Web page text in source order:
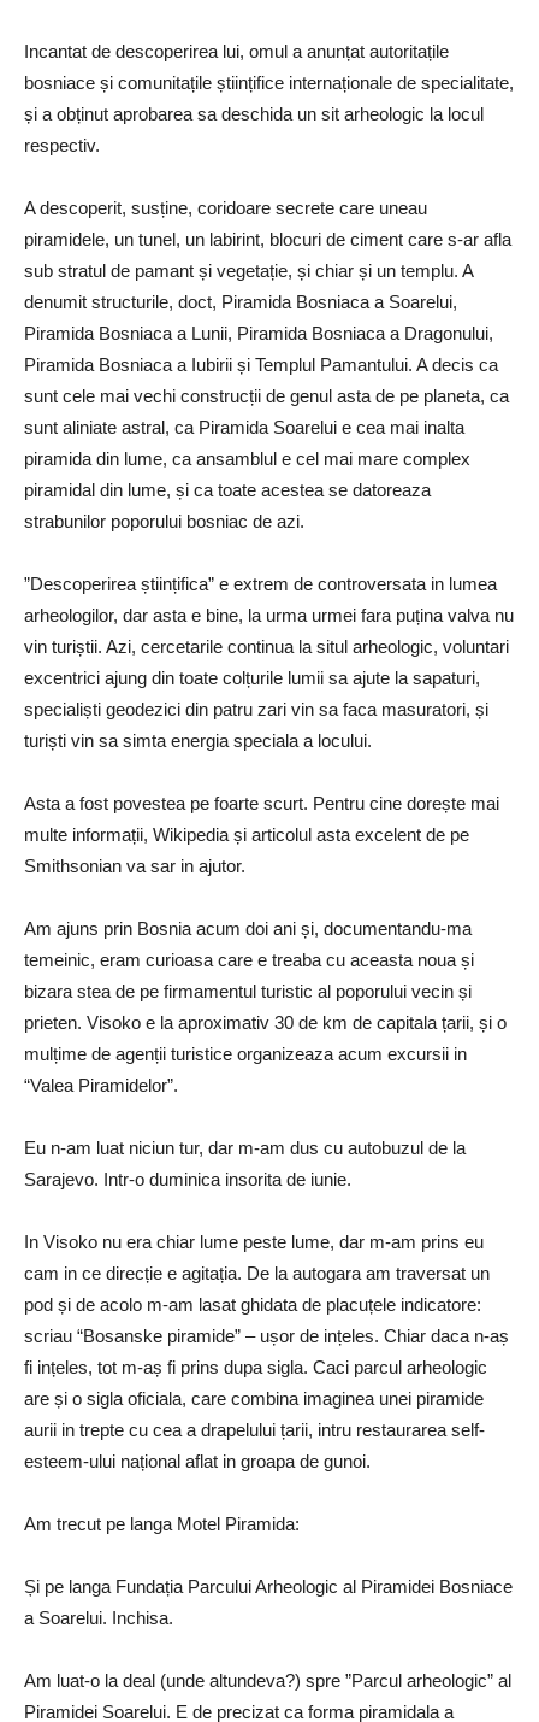
Incantat de descoperirea lui, omul a anunțat autoritațile
bosniace și comunitațile științifice internaționale de specialitate,
și a obținut aprobarea sa deschida un sit arheologic la locul
respectiv.
A descoperit, susține, coridoare secrete care uneau
piramidele, un tunel, un labirint, blocuri de ciment care s-ar afla
sub stratul de pamant și vegetație, și chiar și un templu. A
denumit structurile, doct, Piramida Bosniaca a Soarelui,
Piramida Bosniaca a Lunii, Piramida Bosniaca a Dragonului,
Piramida Bosniaca a Iubirii și Templul Pamantului. A decis ca
sunt cele mai vechi construcții de genul asta de pe planeta, ca
sunt aliniate astral, ca Piramida Soarelui e cea mai inalta
piramida din lume, ca ansamblul e cel mai mare complex
piramidal din lume, și ca toate acestea se datoreaza
strabunilor poporului bosniac de azi.
”Descoperirea științifica” e extrem de controversata in lumea
arheologilor, dar asta e bine, la urma urmei fara puțina valva nu
vin turiștii. Azi, cercetarile continua la situl arheologic, voluntari
excentrici ajung din toate colțurile lumii sa ajute la sapaturi,
specialiști geodezici din patru zari vin sa faca masuratori, și
turiști vin sa simta energia speciala a locului.
Asta a fost povestea pe foarte scurt. Pentru cine dorește mai
multe informații, Wikipedia și articolul asta excelent de pe
Smithsonian va sar in ajutor.
Am ajuns prin Bosnia acum doi ani și, documentandu-ma
temeinic, eram curioasa care e treaba cu aceasta noua și
bizara stea de pe firmamentul turistic al poporului vecin și
prieten. Visoko e la aproximativ 30 de km de capitala țarii, și o
mulțime de agenții turistice organizeaza acum excursii in
“Valea Piramidelor”.
Eu n-am luat niciun tur, dar m-am dus cu autobuzul de la
Sarajevo. Intr-o duminica insorita de iunie.
In Visoko nu era chiar lume peste lume, dar m-am prins eu
cam in ce direcție e agitația. De la autogara am traversat un
pod și de acolo m-am lasat ghidata de placuțele indicatore:
scriau “Bosanske piramide” – ușor de ințeles. Chiar daca n-aș
fi ințeles, tot m-aș fi prins dupa sigla. Caci parcul arheologic
are și o sigla oficiala, care combina imaginea unei piramide
aurii in trepte cu cea a drapelului țarii, intru restaurarea self-
esteem-ului național aflat in groapa de gunoi.
Am trecut pe langa Motel Piramida:
Și pe langa Fundația Parcului Arheologic al Piramidei Bosniace
a Soarelui. Inchisa.
Am luat-o la deal (unde altundeva?) spre ”Parcul arheologic” al
Piramidei Soarelui. E de precizat ca forma piramidala a